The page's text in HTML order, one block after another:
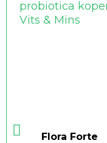
Flora Forte